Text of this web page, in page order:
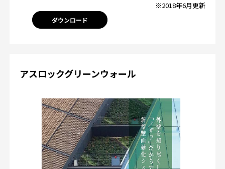
※2018年6月更新
ダウンロード
アスロックグリーンウォール